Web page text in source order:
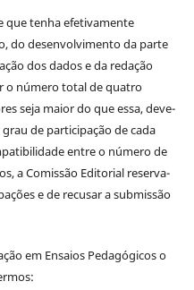
que tenha efetivamente
do desenvolvimento da parte
dos dados e da redação
o número total de quatro
seja maior do que essa, deve-
de participação de cada
entre o número de
a Comissão Editorial reserva-
e de recusar a submissão
em Ensaios Pedagógicos o